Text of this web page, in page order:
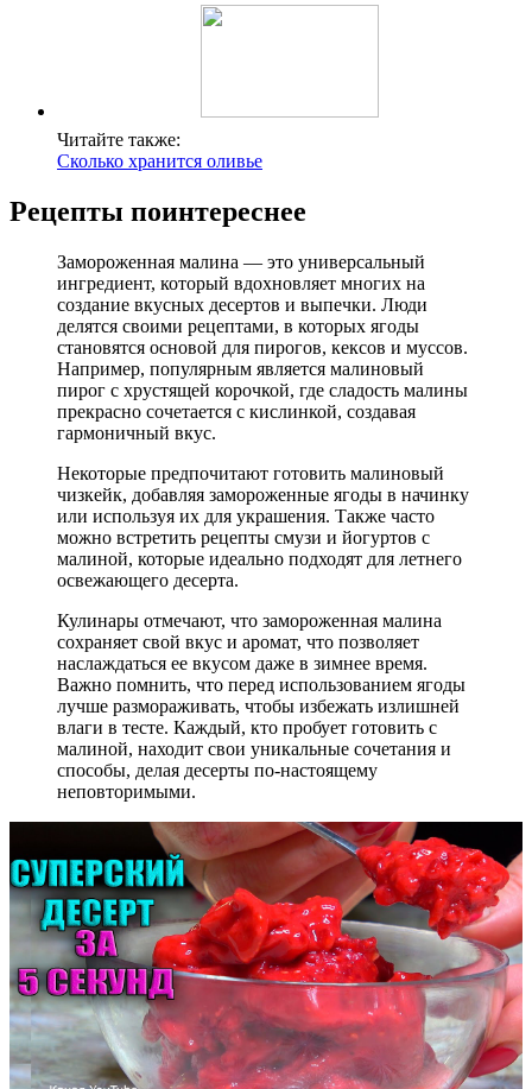
Читайте также:
Сколько хранится оливье
Рецепты поинтереснее
Замороженная малина — это универсальный
ингредиент, который вдохновляет многих на
создание вкусных десертов и выпечки. Люди
делятся своими рецептами, в которых ягоды
становятся основой для пирогов, кексов и муссов.
Например, популярным является малиновый
пирог с хрустящей корочкой, где сладость малины
прекрасно сочетается с кислинкой, создавая
гармоничный вкус.
Некоторые предпочитают готовить малиновый
чизкейк, добавляя замороженные ягоды в начинку
или используя их для украшения. Также часто
можно встретить рецепты смузи и йогуртов с
малиной, которые идеально подходят для летнего
освежающего десерта.
Кулинары отмечают, что замороженная малина
сохраняет свой вкус и аромат, что позволяет
наслаждаться ее вкусом даже в зимнее время.
Важно помнить, что перед использованием ягоды
лучше размораживать, чтобы избежать излишней
влаги в тесте. Каждый, кто пробует готовить с
малиной, находит свои уникальные сочетания и
способы, делая десерты по-настоящему
неповторимыми.